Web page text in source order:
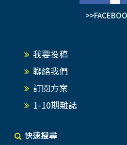
我要投稿
聯絡我們
訂閱方案
1-10期雜誌
快速搜尋